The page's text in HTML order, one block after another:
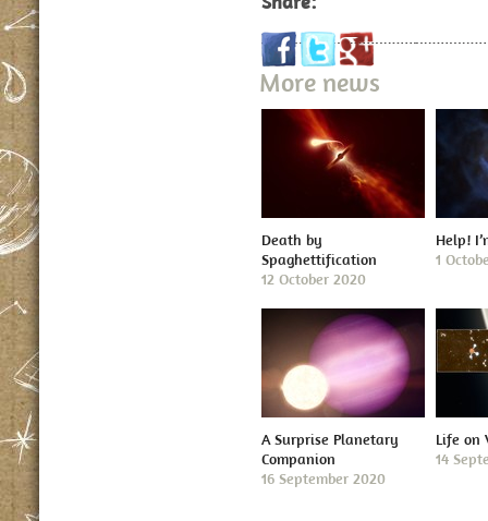
More news
Death by
Spaghettification
12 October 2020
Help!
1
A Surprise Planetary
Companion
16 September 2020
Life on
14